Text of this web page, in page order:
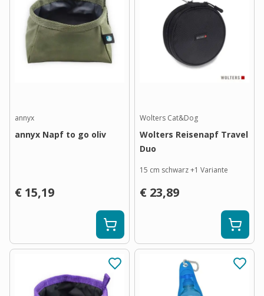
annyx
annyx Napf to go oliv
€ 15,19
Wolters Cat&Dog
Wolters Reisenapf Travel
Duo
15 cm schwarz+1 Variante
€ 23,89